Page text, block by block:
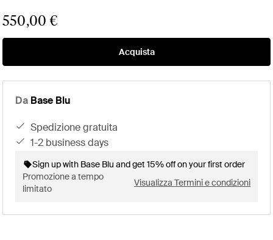
550,00 €
Acquista
Da Base Blu
spedizione gratuita
1-2 business days
Sign up with Base Blu and get 15% off on your first order
Promozione a tempo
limitato
Visualizza Termini e condizioni